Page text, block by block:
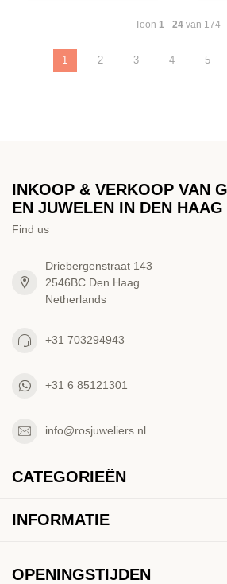
Toon 1 - 24 van 174
1 2 3 4 5
INKOOP & VERKOOP VAN
EN JUWELEN IN DEN
Find us
Driebergenstraat 143
2546BC Den Haag
Netherlands
+31 703294943
+31 6 85121301
info@rosjuweliers.nl
CATEGORIEËN
INFORMATIE
OPENINGSTIJDEN